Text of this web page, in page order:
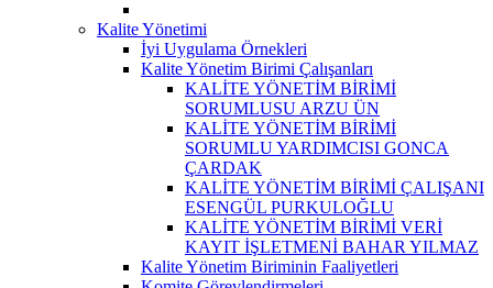
Kalite Yönetimi
İyi Uygulama Örnekleri
Kalite Yönetim Birimi Çalışanları
KALİTE YÖNETİM BİRİMİ
SORUMLUSU ARZU ÜN
KALİTE YÖNETİM BİRİMİ
SORUMLU YARDIMCISI GONCA
ÇARDAK
KALİTE YÖNETİM BİRİMİ ÇALIŞANI
ESENGÜL PURKULOĞLU
KALİTE YÖNETİM BİRİMİ VERİ
KAYIT İŞLETMENİ BAHAR YILMAZ
Kalite Yönetim Biriminin Faaliyetleri